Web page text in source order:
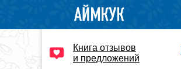
Книга отзывов
и предложений